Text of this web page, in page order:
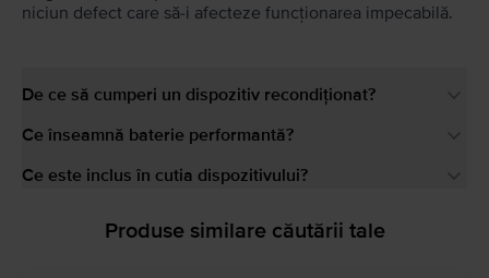
niciun defect care să-i afecteze funcționarea impecabilă.
De ce să cumperi un dispozitiv recondiționat?
Ce înseamnă baterie performantă?
Ce este inclus în cutia dispozitivului?
Produse similare căutării tale